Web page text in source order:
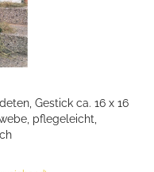
Gestick ca. 16 x 16
pflegeleicht,